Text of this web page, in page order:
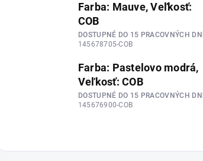
Farba: Mauve, Veľkosť:
COB
DOSTUPNÉ DO 15 PRACOVNÝCH DNÍ
145678705-COB
Farba: Pastelovo modrá,
Veľkosť: COB
DOSTUPNÉ DO 15 PRACOVNÝCH DNÍ
145676900-COB